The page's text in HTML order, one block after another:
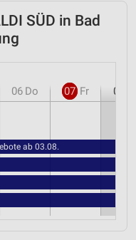
SÜD in Bad
06 Do 07 Fr 08
ab 03.08.